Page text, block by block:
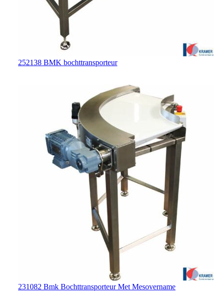
252138 BMK bochttransporteur
231082 Bmk Bochttransporteur Met Mesovername